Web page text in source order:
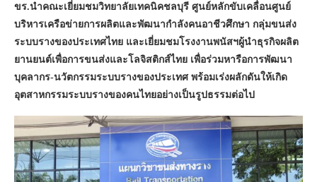
ขร.นำคณะเยี่ยมชมวิทยาลัยเทคนิคชลบุรี ศูนย์หลักขับเคลื่อนศูนย์
บริหารเครือข่ายการผลิตและพัฒนากำลังคนอาชีวศึกษา กลุ่มขนส่ง
ระบบรางของประเทศไทย และเยี่ยมชมโรงงานพนัสฯผู้นำธุรกิจผลิต
ยานยนต์เพื่อการขนส่งและโลจิสติกส์ไทย เพื่อร่วมหารือการพัฒนา
บุคลากร-นวัตกรรมระบบรางของประเทศ พร้อมเร่งผลักดันให้เกิด
อุตสาหกรรมระบบรางของคนไทยอย่างเป็นรูปธรรมต่อไป